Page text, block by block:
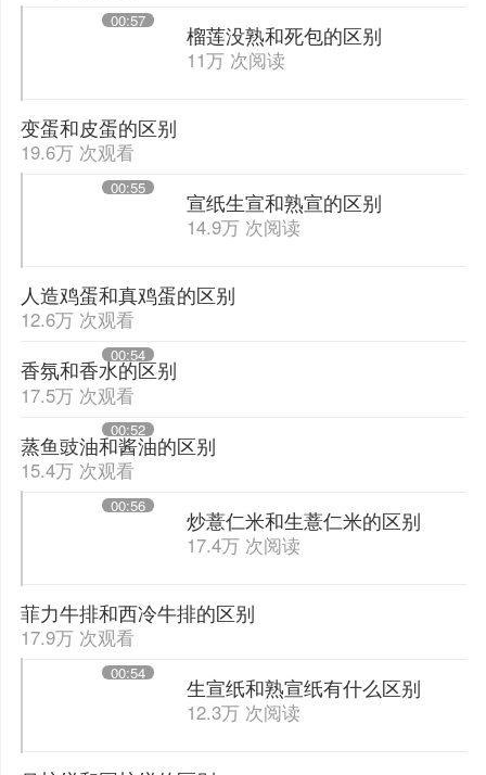
00:57
榴莲没熟和死包的区别
11万 次阅读
00:55
变蛋和皮蛋的区别
19.6万 次观看
宣纸生宣和熟宣的区别
14.9万 次阅读
00:54
人造鸡蛋和真鸡蛋的区别
12.6万 次观看
00:52
香氛和香水的区别
17.5万 次观看
00:56
蒸鱼豉油和酱油的区别
15.4万 次观看
炒薏仁米和生薏仁米的区别
17.4万 次阅读
00:54
菲力牛排和西冷牛排的区别
17.9万 次观看
生宣纸和熟宣纸有什么区别
12.3万 次阅读